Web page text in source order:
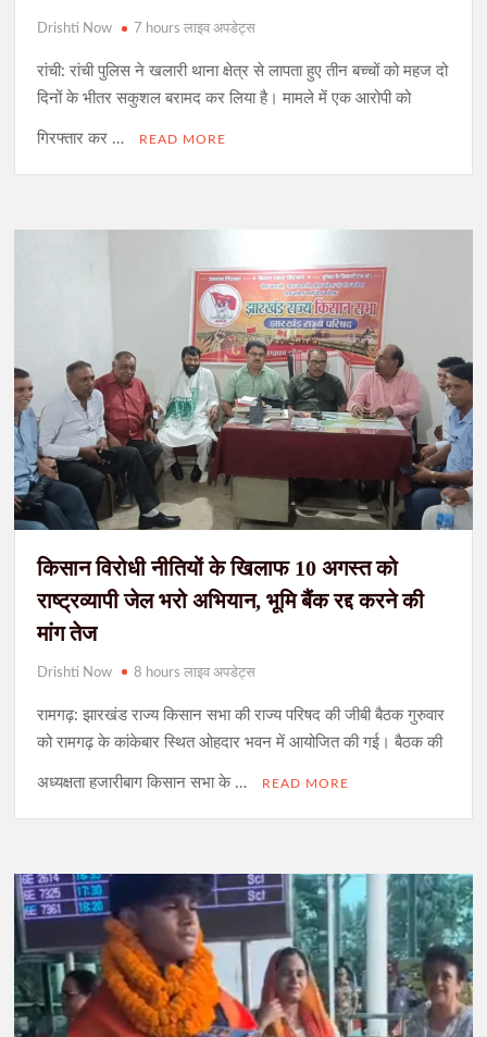
Drishti Now 7 hours लाइव अपडेट्स
रांची: रांची पुलिस ने खलारी थाना क्षेत्र से लापता हुए तीन बच्चों को महज दो
दिनों के भीतर सकुशल बरामद कर लिया है। मामले में एक आरोपी को
गिरफ्तार कर … READ MORE
किसान विरोधी नीतियों के खिलाफ 10 अगस्त को
राष्ट्रव्यापी जेल भरो अभियान, भूमि बैंक रद्द करने की
मांग तेज
Drishti Now 8 hours लाइव अपडेट्स
रामगढ़: झारखंड राज्य किसान सभा की राज्य परिषद की जीबी बैठक गुरुवार
को रामगढ़ के कांकेबार स्थित ओहदार भवन में आयोजित की गई। बैठक की
अध्यक्षता हजारीबाग किसान सभा के … READ MORE